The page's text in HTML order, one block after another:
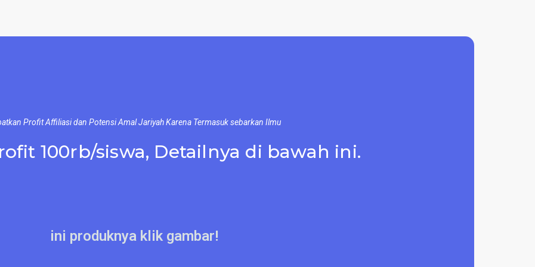
Profit Affiliasi dan Potensi Amal Jariyah Karena Termasuk sebarkan Ilmu
100rb/siswa, Detailnya di bawah ini.
ini produknya klik gambar!